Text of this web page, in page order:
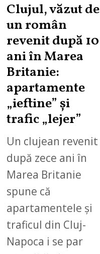
Clujul, văzut de
un român
revenit după 10
ani în Marea
Britanie:
apartamente
„ieftine” și
trafic „lejer”
Un clujean revenit
după zece ani în
Marea Britanie
spune că
apartamentele și
traficul din Cluj-
Napoca i se par